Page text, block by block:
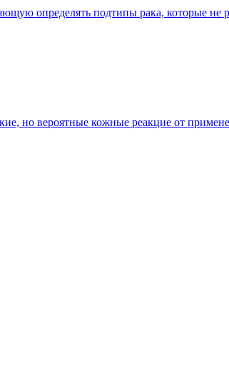
определять подтипы рака, которые
но вероятные кожные реакцие от